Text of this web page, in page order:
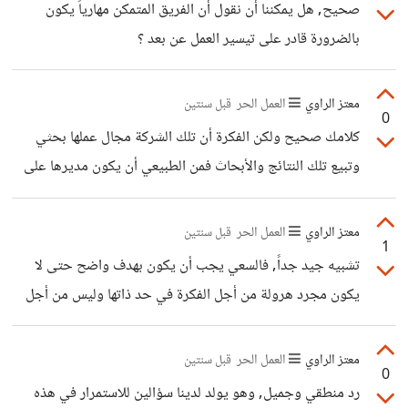
صحيح, هل يمكننا أن نقول أن الفريق المتمكن مهارياً يكون
بالضرورة قادر على تيسير العمل عن بعد ؟
0
معتز الراوي العمل الحر قبل سنتين
كلامك صحيح ولكن الفكرة أن تلك الشركة مجال عملها بحثي
وتبيع تلك النتائج والأبحاث فمن الطبيعي أن يكون مديرها على
قدر من العلم والتطور المستمر, خطأ مني أنني لم أوضح هذا
1
معتز الراوي العمل الحر قبل سنتين
تشبيه جيد جداً, فالسعي يجب أن يكون بهدف واضح حتى لا
يكون مجرد هرولة من أجل الفكرة في حد ذاتها وليس من أجل
هدف معين, ولكن هل تعتقد أنه يوجد فرص عديدة لتجد أحداً
تثق فيه أم أنها احتمالية ضعيفة ؟
0
معتز الراوي العمل الحر قبل سنتين
رد منطقي وجميل, وهو يولد لدينا سؤالين للاستمرار في هذه